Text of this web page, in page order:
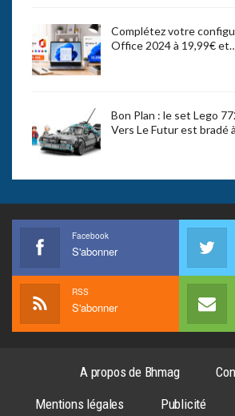
Complétez votre
Office 2024 à 19,99€
Bon Plan : le set Lego
Vers Le Futur est bradé
Facebook
S'abonner
RSS
S'abonner
A propos de Bhmag
Mentions légales
Publicité